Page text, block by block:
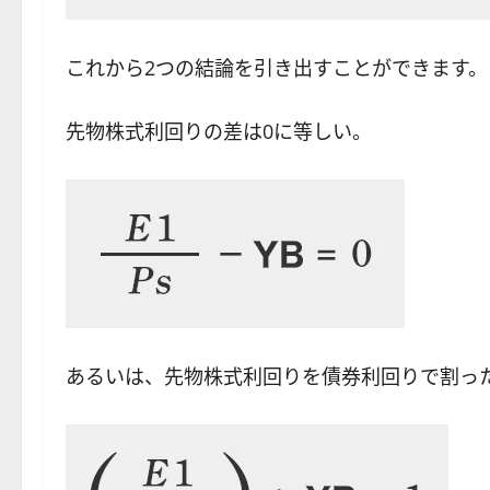
これから2つの結論を引き出すことができます。
先物株式利回りの差は0に等しい。
あるいは、先物株式利回りを債券利回りで割っ